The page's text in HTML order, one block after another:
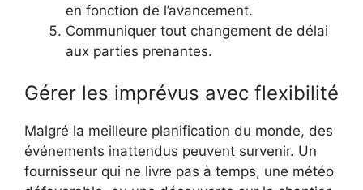
en fonction de l’avancement.
Communiquer tout changement de délai
aux parties prenantes.
Gérer les imprévus avec flexibilité
Malgré la meilleure planification du monde, des
événements inattendus peuvent survenir. Un
fournisseur qui ne livre pas à temps, une météo